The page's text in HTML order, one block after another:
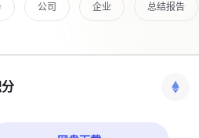
公司 企业 总结报告